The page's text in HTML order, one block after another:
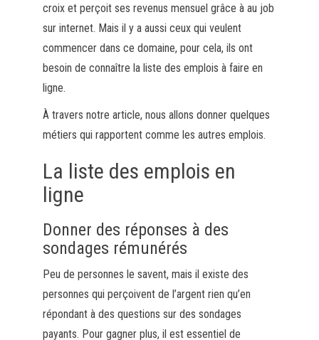
croix et perçoit ses revenus mensuel grâce à au job
sur internet. Mais il y a aussi ceux qui veulent
commencer dans ce domaine, pour cela, ils ont
besoin de connaître la liste des emplois à faire en
ligne.
À travers notre article, nous allons donner quelques
métiers qui rapportent comme les autres emplois.
La liste des emplois en
ligne
Donner des réponses à des
sondages rémunérés
Peu de personnes le savent, mais il existe des
personnes qui perçoivent de l’argent rien qu’en
répondant à des questions sur des sondages
payants. Pour gagner plus, il est essentiel de